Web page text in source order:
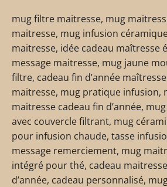
mug filtre maitresse, mug
maitresse, mug infusion
maitresse, idée cadeau maîtresse
message maitresse, mug jaune
filtre, cadeau fin d’année
maitresse, mug pratique infusion,
maitresse cadeau fin d’année,
avec couvercle filtrant, mug
pour infusion chaude, tasse
message remerciement, mug
intégré pour thé, cadeau
d’année, cadeau personnalisé,